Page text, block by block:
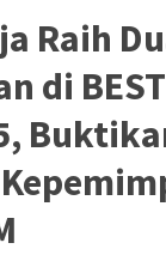
Raih
di